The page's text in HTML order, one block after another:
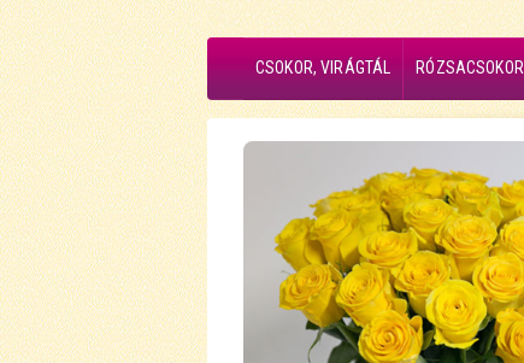
CSOKOR, VIRÁGTÁL RÓZSACSOKOR